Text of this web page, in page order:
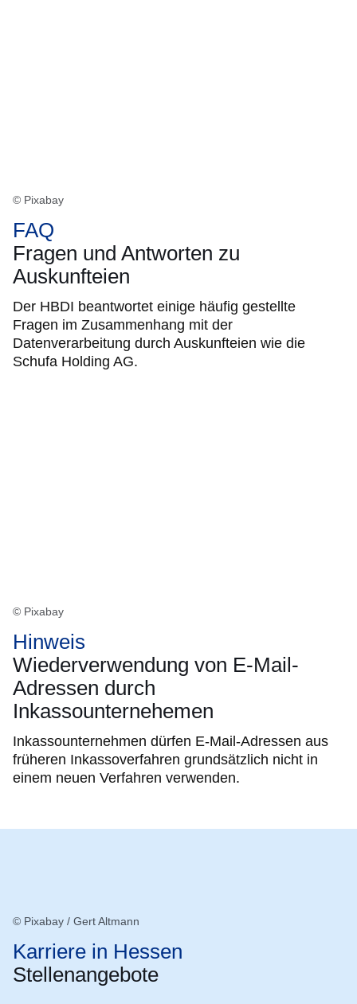
© Pixabay
FAQ
Fragen und Antworten zu
Auskunfteien
Der HBDI beantwortet einige häufig gestellte
Fragen im Zusammenhang mit der
Datenverarbeitung durch Auskunfteien wie die
Schufa Holding AG.
© Pixabay
Hinweis
Wiederverwendung von E-Mail-
Adressen durch
Inkassounternehemen
Inkassounternehmen dürfen E-Mail-Adressen aus
früheren Inkassoverfahren grundsätzlich nicht in
einem neuen Verfahren verwenden.
© Pixabay / Gert Altmann
Karriere in Hessen
Stellenangebote